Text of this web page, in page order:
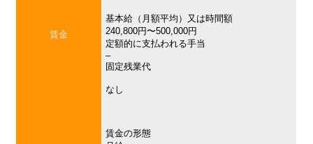
賃金
基本給（月額平均）又は時間額
240,800円〜500,000円
定額的に支払われる手当
–
固定残業代
なし
賃金の形態